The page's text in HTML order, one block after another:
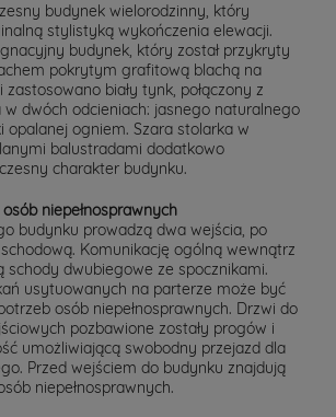
budynek wielorodzinny, który
stylistyką wykończenia elewacji.
budynek, który został przykryty
pokrytym grafitową blachą na
zastosowano biały tynk, połączony z
dwóch odcieniach: jasnego naturalnego
opalanej ogniem. Szara stolarka w
balustradami dodatkowo
charakter budynku.
niepełnosprawnych
budynku prowadzą dwa wejścia, po
Komunikację ogólną wewnątrz
schody dwubiegowe ze spocznikami.
usytuowanych na parterze może być
osób niepełnosprawnych. Drzwi do
pozbawione zostały progów i
umożliwiającą swobodny przejazd dla
Przed wejściem do budynku znajdują
niepełnosprawnych.